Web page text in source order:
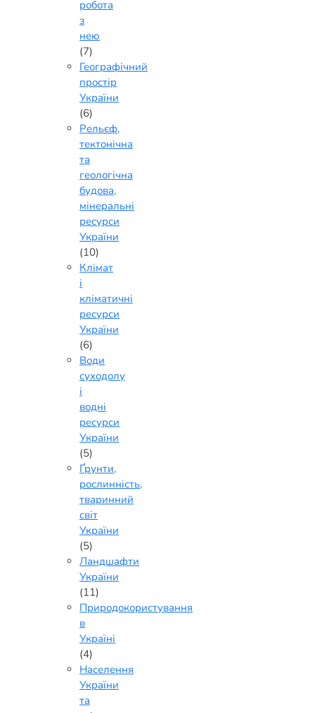
робота
з
нею
(7)
Географічний
простір
України
(6)
Рельєф,
тектонічна
та
геологічна
будова,
мінеральні
ресурси
України
(10)
Клімат
і
кліматичні
ресурси
України
(6)
Води
суходолу
і
водні
ресурси
України
(5)
Ґрунти,
рослинність,
тваринний
світ
України
(5)
Ландшафти
України
(11)
Природокористування
в
Україні
(4)
Населення
України
та